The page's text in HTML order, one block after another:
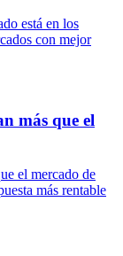
está en los
con mejor
más que el
el mercado de
más rentable